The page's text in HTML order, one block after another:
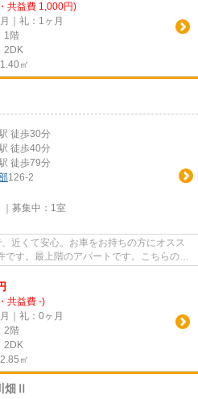
共益費 1,000円)
｜礼：1ヶ月
1階
2DK
㎡
徒歩30分
徒歩40分
徒歩79分
126-2
募集中： 1室
近くて安心。お車をお持ちの方にオスス
です。最上階のアパートです。こちらの物
共益費 -)
｜礼：0ヶ月
2階
2DK
㎡
畑Ⅱ